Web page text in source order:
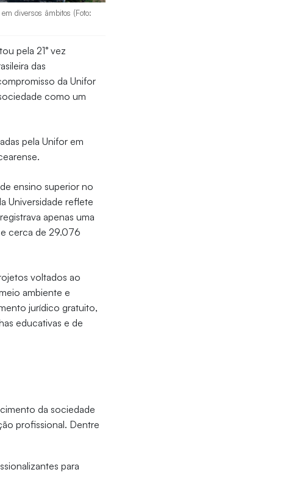
diversos âmbitos (Foto:
pela 21° vez
das
da Unifor
como um
pela Unifor em
ensino superior no
Universidade reflete
apenas uma
cerca de 29.076
voltados ao
ambiente e
jurídico gratuito,
educativas e de
da sociedade
profissional. Dentre
para